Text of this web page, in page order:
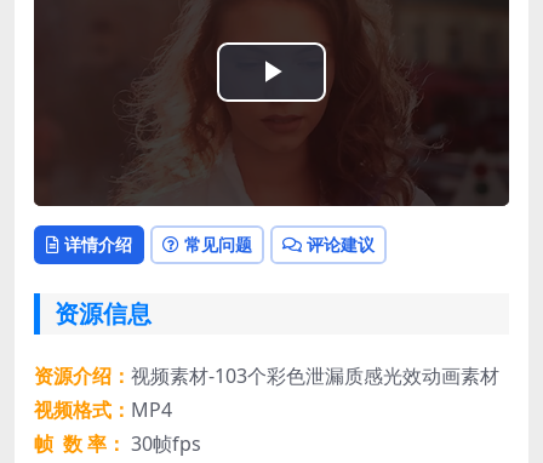
Play
Video
详情介绍 常见问题 评论建议
资源信息
资源介绍： 视频素材-103个彩色泄漏质感光效动画素材
视频格式： MP4
帧 数 率： 30帧fps